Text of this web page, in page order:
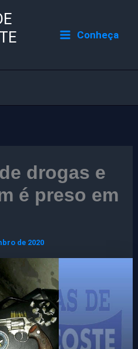
Conheça
drogas e
é preso em
de 2020